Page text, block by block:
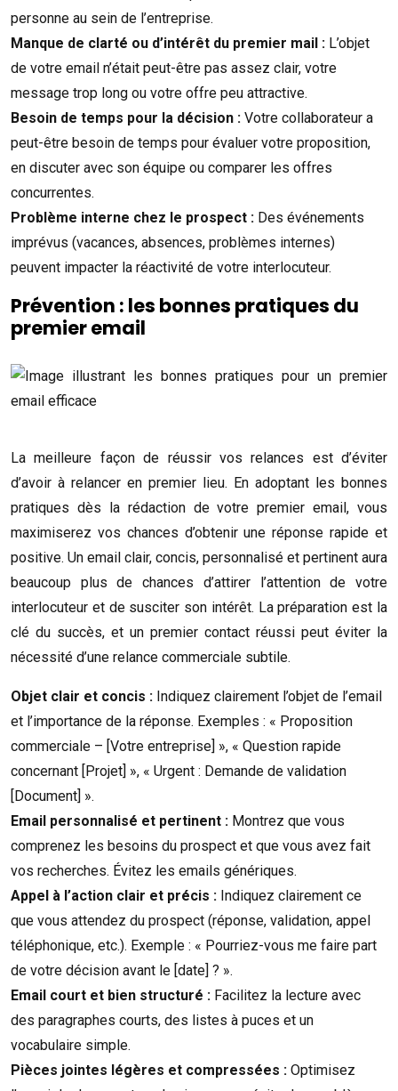
personne au sein de l’entreprise.
Manque de clarté ou d’intérêt du premier mail : L’objet
de votre email n’était peut-être pas assez clair, votre
message trop long ou votre offre peu attractive.
Besoin de temps pour la décision : Votre collaborateur a
peut-être besoin de temps pour évaluer votre proposition,
en discuter avec son équipe ou comparer les offres
concurrentes.
Problème interne chez le prospect : Des événements
imprévus (vacances, absences, problèmes internes)
peuvent impacter la réactivité de votre interlocuteur.
Prévention : les bonnes pratiques du
premier email
La meilleure façon de réussir vos relances est d’éviter
d’avoir à relancer en premier lieu. En adoptant les bonnes
pratiques dès la rédaction de votre premier email, vous
maximiserez vos chances d’obtenir une réponse rapide et
positive. Un email clair, concis, personnalisé et pertinent aura
beaucoup plus de chances d’attirer l’attention de votre
interlocuteur et de susciter son intérêt. La préparation est la
clé du succès, et un premier contact réussi peut éviter la
nécessité d’une relance commerciale subtile.
Objet clair et concis : Indiquez clairement l’objet de l’email
et l’importance de la réponse. Exemples : « Proposition
commerciale – [Votre entreprise] », « Question rapide
concernant [Projet] », « Urgent : Demande de validation
[Document] ».
Email personnalisé et pertinent : Montrez que vous
comprenez les besoins du prospect et que vous avez fait
vos recherches. Évitez les emails génériques.
Appel à l’action clair et précis : Indiquez clairement ce
que vous attendez du prospect (réponse, validation, appel
téléphonique, etc.). Exemple : « Pourriez-vous me faire part
de votre décision avant le [date] ? ».
Email court et bien structuré : Facilitez la lecture avec
des paragraphes courts, des listes à puces et un
vocabulaire simple.
Pièces jointes légères et compressées : Optimisez